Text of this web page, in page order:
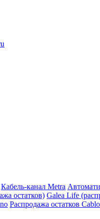
Кабель-канал Metra
остатков) Galea Life
Распродажа остатков